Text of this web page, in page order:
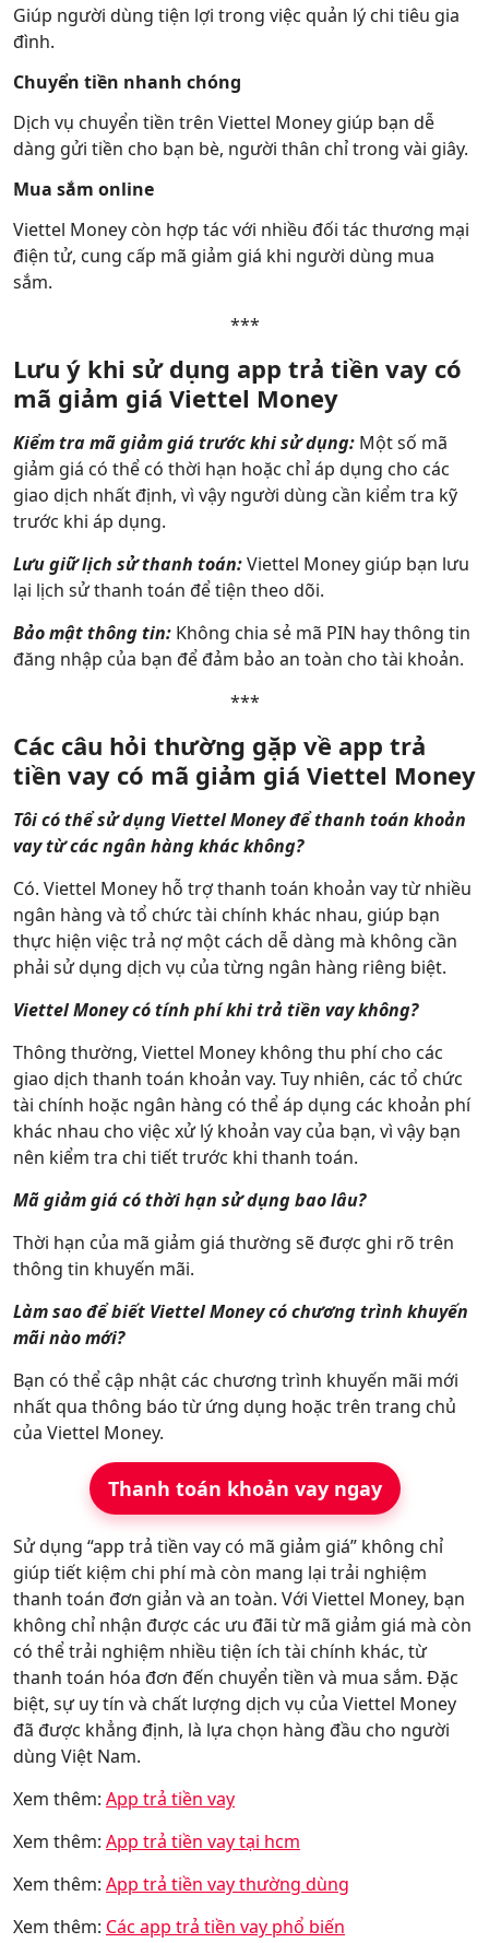
Giúp người dùng tiện lợi trong việc quản lý chi tiêu gia
đình.
Chuyển tiền nhanh chóng
Dịch vụ chuyển tiền trên Viettel Money giúp bạn dễ
dàng gửi tiền cho bạn bè, người thân chỉ trong vài giây.
Mua sắm online
Viettel Money còn hợp tác với nhiều đối tác thương mại
điện tử, cung cấp mã giảm giá khi người dùng mua
sắm.
***
Lưu ý khi sử dụng app trả tiền vay có
mã giảm giá Viettel Money
Kiểm tra mã giảm giá trước khi sử dụng: Một số mã
giảm giá có thể có thời hạn hoặc chỉ áp dụng cho các
giao dịch nhất định, vì vậy người dùng cần kiểm tra kỹ
trước khi áp dụng.
Lưu giữ lịch sử thanh toán:Viettel Money giúp bạn lưu
lại lịch sử thanh toán để tiện theo dõi.
Bảo mật thông tin: Không chia sẻ mã PIN hay thông tin
đăng nhập của bạn để đảm bảo an toàn cho tài khoản.
***
Các câu hỏi thường gặp về app trả
tiền vay có mã giảm giá Viettel Money
Tôi có thể sử dụng Viettel Money để thanh toán khoản
vay từ các ngân hàng khác không?
Có. Viettel Money hỗ trợ thanh toán khoản vay từ nhiều
ngân hàng và tổ chức tài chính khác nhau, giúp bạn
thực hiện việc trả nợ một cách dễ dàng mà không cần
phải sử dụng dịch vụ của từng ngân hàng riêng biệt.
Viettel Money có tính phí khi trả tiền vay không?
Thông thường, Viettel Money không thu phí cho các
giao dịch thanh toán khoản vay. Tuy nhiên, các tổ chức
tài chính hoặc ngân hàng có thể áp dụng các khoản phí
khác nhau cho việc xử lý khoản vay của bạn, vì vậy bạn
nên kiểm tra chi tiết trước khi thanh toán.
Mã giảm giá có thời hạn sử dụng bao lâu?
Thời hạn của mã giảm giá thường sẽ được ghi rõ trên
thông tin khuyến mãi.
Làm sao để biết Viettel Money có chương trình khuyến
mãi nào mới?
Bạn có thể cập nhật các chương trình khuyến mãi mới
nhất qua thông báo từ ứng dụng hoặc trên trang chủ
của Viettel Money.
Thanh toán khoản vay ngay
Sử dụng “app trả tiền vay có mã giảm giá” không chỉ
giúp tiết kiệm chi phí mà còn mang lại trải nghiệm
thanh toán đơn giản và an toàn. Với Viettel Money, bạn
không chỉ nhận được các ưu đãi từ mã giảm giá mà còn
có thể trải nghiệm nhiều tiện ích tài chính khác, từ
thanh toán hóa đơn đến chuyển tiền và mua sắm. Đặc
biệt, sự uy tín và chất lượng dịch vụ của Viettel Money
đã được khẳng định, là lựa chọn hàng đầu cho người
dùng Việt Nam.
Xem thêm: App trả tiền vay
Xem thêm: App trả tiền vay tại hcm
Xem thêm: App trả tiền vay thường dùng
Xem thêm: Các app trả tiền vay phổ biến